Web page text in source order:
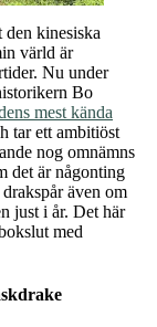
kinesiska
värld är
Nu under
Bo
mest kända
tar ett ambitiöst
nog omnämns
det är någonting
även om
just i år. Det här
med